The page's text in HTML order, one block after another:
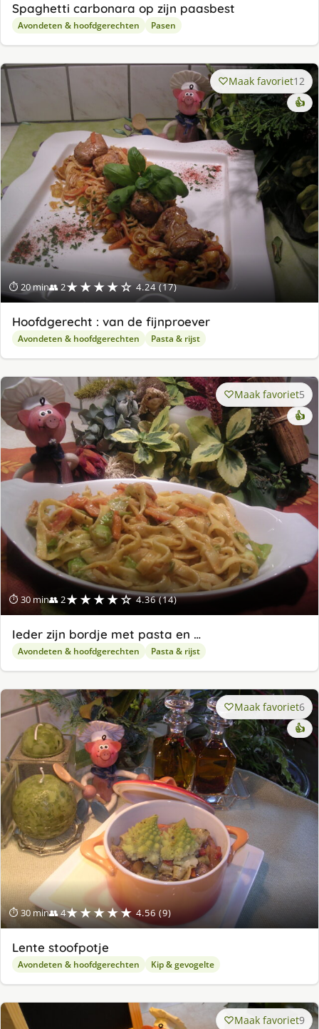
Spaghetti carbonara op zijn paasbest
Avondeten & hoofdgerechten Pasen
⏱ 20 min👥 2★★★★☆ 4.24 (17)
Maak favoriet12
👍
Hoofdgerecht : van de fijnproever
Avondeten & hoofdgerechten Pasta & rijst
⏱ 30 min👥 2★★★★☆ 4.36 (14)
Maak favoriet5
👍
Ieder zijn bordje met pasta en …
Avondeten & hoofdgerechten Pasta & rijst
⏱ 30 min👥 4★★★★★ 4.56 (9)
Maak favoriet6
👍
Lente stoofpotje
Avondeten & hoofdgerechten Kip & gevogelte
Maak favoriet9